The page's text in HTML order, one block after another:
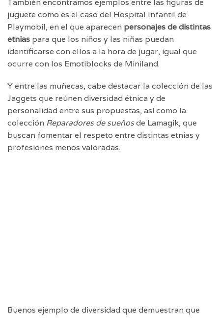
También encontramos ejemplos entre las figuras de
juguete como es el caso del Hospital Infantil de
Playmobil, en el que aparecen personajes de distintas
etnias para que los niños y las niñas puedan
identificarse con ellos a la hora de jugar, igual que
ocurre con los Emotiblocks de Miniland.
Y entre las muñecas, cabe destacar la colección de las
Jaggets que reúnen diversidad étnica y de
personalidad entre sus propuestas, así como la
colección Reparadores de sueñosde Lamagik, que
buscan fomentar el respeto entre distintas etnias y
profesiones menos valoradas.
Buenos ejemplo de diversidad que demuestran que